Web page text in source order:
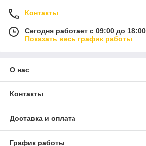
Контакты
Сегодня работает с 09:00 до 18:00
Показать весь график работы
О нас
Контакты
Доставка и оплата
График работы